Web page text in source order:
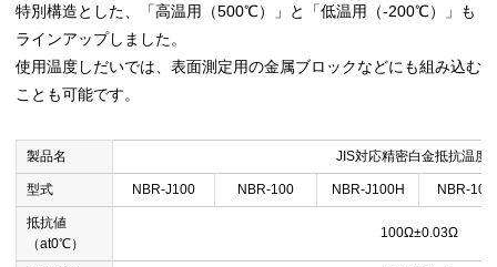
特別構造とした、「高温用（500℃）」と「低温用（-200℃）」も
ラインアップしました。
使用温度しだいでは、表面測定用の金属ブロックなどにも組み込む
ことも可能です。
製品名 JIS対応精密白金抵抗温度
型式 NBR-J100 NBR-100 NBR-J100H NBR-
抵抗値
（at0℃）
100Ω±0.03Ω